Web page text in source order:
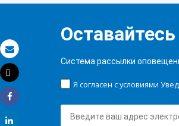
Электронная почта
Распечатать
Tweet
Share
Система рассылки
Я согласен с условиями